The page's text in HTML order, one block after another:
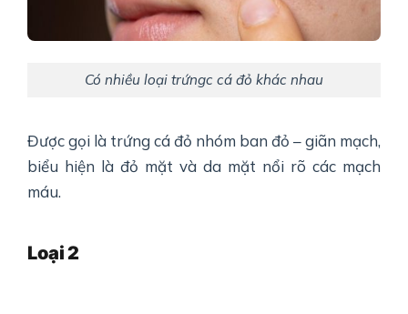
Có nhiều loại trứngc cá đỏ khác nhau
Được gọi là trứng cá đỏ nhóm ban đỏ – giãn mạch,
biểu hiện là đỏ mặt và da mặt nổi rõ các mạch
máu.
Loại2